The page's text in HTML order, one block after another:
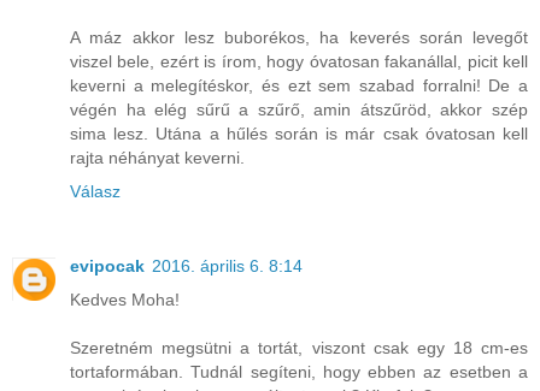
A máz akkor lesz buborékos, ha keverés során levegőt
viszel bele, ezért is írom, hogy óvatosan fakanállal, picit kell
keverni a melegítéskor, és ezt sem szabad forralni! De a
végén ha elég sűrű a szűrő, amin átszűröd, akkor szép
sima lesz. Utána a hűlés során is már csak óvatosan kell
rajta néhányat keverni.
Válasz
evipocak 2016. április 6. 8:14
Kedves Moha!
Szeretném megsütni a tortát, viszont csak egy 18 cm-es
tortaformában. Tudnál segíteni, hogy ebben az esetben a